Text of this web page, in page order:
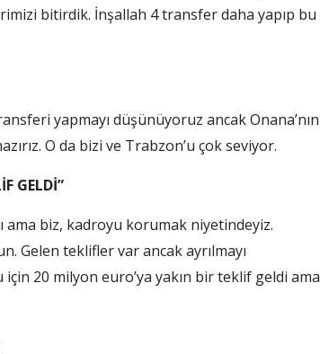
bitirdik. İnşallah 4 transfer daha yapıp bu
yapmayı düşünüyoruz ancak Onana’nın
O da bizi ve Trabzon’u çok seviyor.
GELDİ”
biz, kadroyu korumak niyetindeyiz.
Gelen teklifler var ancak ayrılmayı
20 milyon euro’ya yakın bir teklif geldi ama